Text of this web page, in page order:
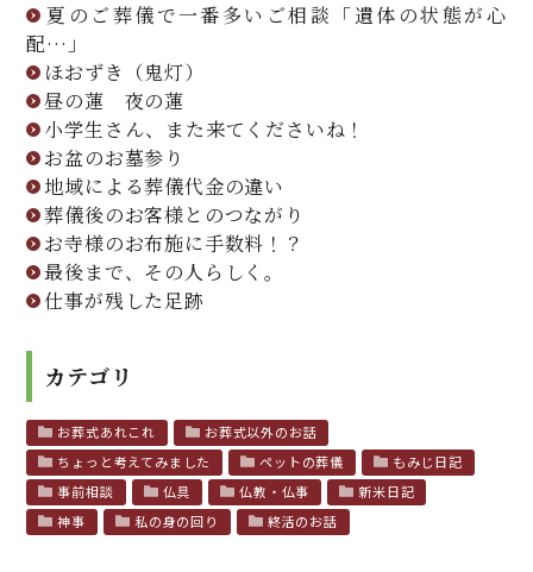
夏のご葬儀で一番多いご相談「遺体の状態が心
配…」
ほおずき（鬼灯）
昼の蓮 夜の蓮
小学生さん、また来てくださいね！
お盆のお墓参り
地域による葬儀代金の違い
葬儀後のお客様とのつながり
お寺様のお布施に手数料！？
最後まで、その人らしく。
仕事が残した足跡
カテゴリ
お葬式あれこれ
お葬式以外のお話
ちょっと考えてみました
ペットの葬儀
もみじ日記
事前相談
仏具 仏教・仏事
新米日記
神事
私の身の回り 終活のお話